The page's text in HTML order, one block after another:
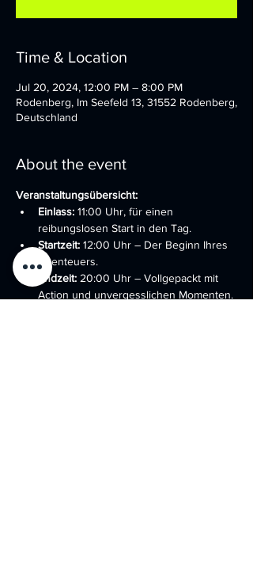
Time & Location
Jul 20, 2024, 12:00 PM – 8:00 PM
Rodenberg, Im Seefeld 13, 31552 Rodenberg,
Deutschland
About the event
Veranstaltungsübersicht:
Einlass: 11:00 Uhr, für einen
reibungslosen Start in den Tag.
Startzeit: 12:00 Uhr – Der Beginn Ihres
Abenteuers.
Endzeit: 20:00 Uhr – Vollgepackt mit
Action und unvergesslichen Momenten.